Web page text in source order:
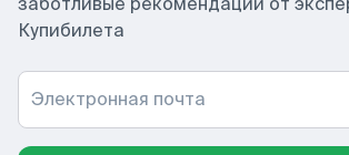
Купибилета
Электронная почта